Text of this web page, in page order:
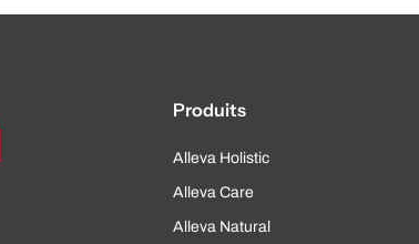
Produits
Alleva Holistic
Alleva Care
Alleva Natural